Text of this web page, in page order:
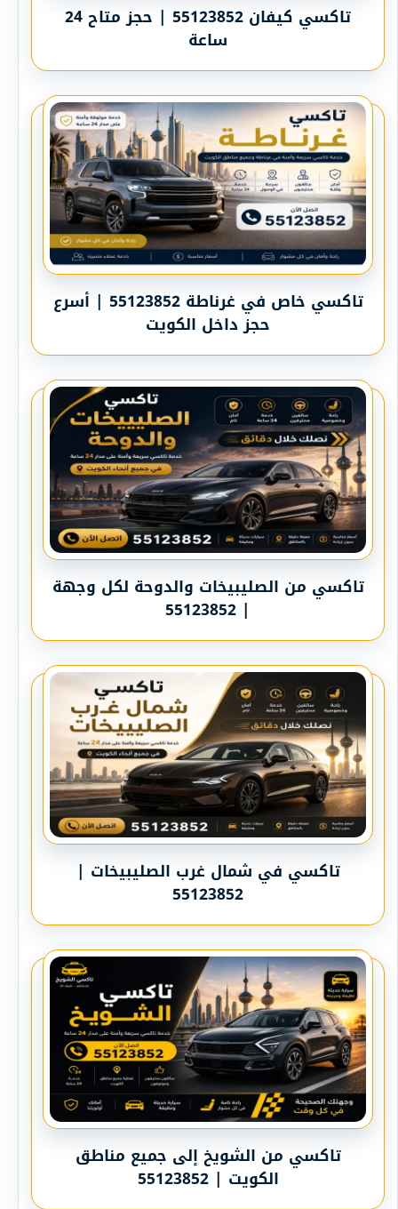
تاكسي كيفان 55123852 | حجز متاح 24
ساعة
تاكسي خاص في غرناطة 55123852 | أسرع
حجز داخل الكويت
تاكسي من الصليبيخات والدوحة لكل وجهة
| 55123852
تاكسي في شمال غرب الصليبيخات |
55123852
تاكسي من الشويخ إلى جميع مناطق
الكويت | 55123852